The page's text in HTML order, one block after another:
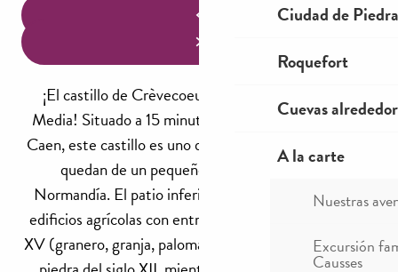
Ciudad de Piedra
Roquefort
Cuevas
A la carte
Nuestras
Excursión
Causses
¡El castillo de Crèvecoeur le transporta a la Edad
Media! Situado a 15 minutos de Lisieux, de camino a
Caen, este castillo es uno de los últimos ejemplos que
quedan de un pequeño señorío medieval en
Normandía. El patio inferior alberga un conjunto de
edificios agrícolas con entramado de madera del siglo
XV (granero, granja, palomar) y una hermosa capilla de